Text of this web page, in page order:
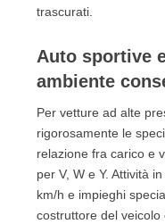
trascurati.
Auto sportive
ambiente
Per vetture ad alte
rigorosamente le
relazione fra carico e
per V, W e Y. Attività
km/h e impieghi
costruttore del